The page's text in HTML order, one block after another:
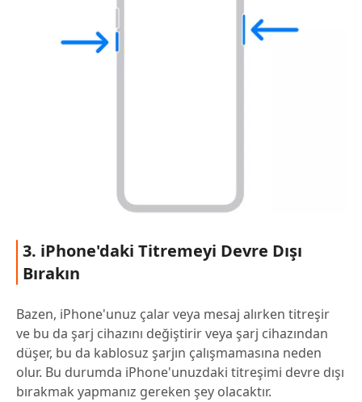
3. iPhone'daki Titremeyi Devre Dışı
Bırakın
Bazen, iPhone'unuz çalar veya mesaj alırken titreşir
ve bu da şarj cihazını değiştirir veya şarj cihazından
düşer, bu da kablosuz şarjın çalışmamasına neden
olur. Bu durumda iPhone'unuzdaki titreşimi devre dışı
bırakmak yapmanız gereken şey olacaktır.